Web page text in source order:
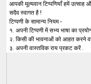
आपकी मूल्यवान टिप्पणियाँ हमें उत्साह
सदैव स्वागत है !
टिप्पणी के सामान्य नियम -
१. अपनी टिप्पणी में सभ्य भाषा का
२. किसी की भावनाओं को आहत करने
३. अपनी वास्तविक राय प्रकट करें .